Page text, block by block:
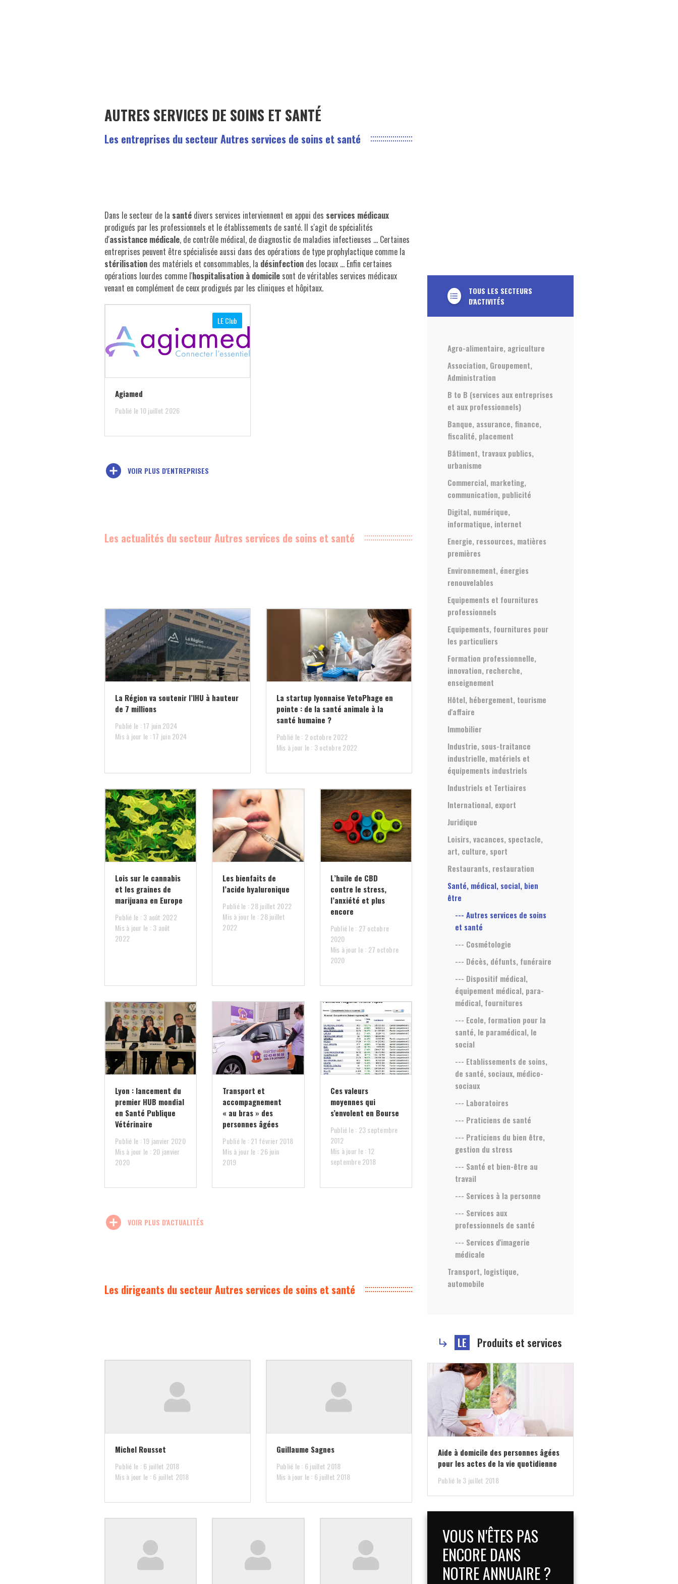
AUTRES SERVICES DE SOINS ET SANTÉ
Les entreprises du secteur Autres services de soins et santé
Dans le secteur de la santé divers services interviennent en appui des services médicaux
prodigués par les professionnels et le établissements de santé. Il s'agit de spécialités
d'assistance médicale, de contrôle médical, de diagnostic de maladies infectieuses ... Certaines
entreprises peuvent être spécialisée aussi dans des opérations de type prophylactique comme la
stérilisation des matériels et consommables, la désinfection des locaux ... Enfin certaines
opérations lourdes comme l'hospitalisation à domicile sont de véritables services médicaux
venant en complément de ceux prodigués par les cliniques et hôpitaux.
LE Club
Agiamed
Publié le 10 juillet 2026
add_circle VOIR PLUS D'ENTREPRISES
Les actualités du secteur Autres services de soins et santé
La Région va soutenir l’IHU à hauteur
de 7 millions
Publié le : 17 juin 2024
Mis à jour le : 17 juin 2024
La startup lyonnaise VetoPhage en
pointe : de la santé animale à la
santé humaine ?
Publié le : 2 octobre 2022
Mis à jour le : 3 octobre 2022
Lois sur le cannabis
et les graines de
marijuana en Europe
Publié le : 3 août 2022
Mis à jour le : 3 août
2022
Les bienfaits de
l’acide hyaluronique
Publié le : 28 juillet 2022
Mis à jour le : 28 juillet
2022
L’huile de CBD
contre le stress,
l’anxiété et plus
encore
Publié le : 27 octobre
2020
Mis à jour le : 27 octobre
2020
Lyon : lancement du
premier HUB mondial
en Santé Publique
Vétérinaire
Publié le : 19 janvier 2020
Mis à jour le : 20 janvier
2020
Transport et
accompagnement
« au bras » des
personnes âgées
Publié le : 21 février 2018
Mis à jour le : 26 juin
2019
Ces valeurs
moyennes qui
s’envolent en Bourse
Publié le : 23 septembre
2012
Mis à jour le : 12
septembre 2018
add_circle VOIR PLUS D'ACTUALITÉS
Les dirigeants du secteur Autres services de soins et santé
Michel Rousset
Publié le : 6 juillet 2018
Mis à jour le : 6 juillet 2018
Guillaume Sagnes
Publié le : 6 juillet 2018
Mis à jour le : 6 juillet 2018
format_list_bulleted
TOUS LES SECTEURS
D'ACTIVITÉS
Agro-alimentaire, agriculture
Association, Groupement,
Administration
B to B (services aux entreprises
et aux professionnels)
Banque, assurance, finance,
fiscalité, placement
Bâtiment, travaux publics,
urbanisme
Commercial, marketing,
communication, publicité
Digital, numérique,
informatique, internet
Energie, ressources, matières
premières
Environnement, énergies
renouvelables
Equipements et fournitures
professionnels
Equipements, fournitures pour
les particuliers
Formation professionnelle,
innovation, recherche,
enseignement
Hôtel, hébergement, tourisme
d'affaire
Immobilier
Industrie, sous-traitance
industrielle, matériels et
équipements industriels
Industriels et Tertiaires
International, export
Juridique
Loisirs, vacances, spectacle,
art, culture, sport
Restaurants, restauration
Santé, médical, social, bien
être
--- Autres services de soins
et santé
--- Cosmétologie
--- Décès, défunts, funéraire
--- Dispositif médical,
équipement médical, para-
médical, fournitures
--- Ecole, formation pour la
santé, le paramédical, le
social
--- Etablissements de soins,
de santé, sociaux, médico-
sociaux
--- Laboratoires
--- Praticiens de santé
--- Praticiens du bien être,
gestion du stress
--- Santé et bien-être au
travail
--- Services à la personne
--- Services aux
professionnels de santé
--- Services d'imagerie
médicale
Transport, logistique,
automobile
subdirectory_arrow_right LE Produits et services
Aide à domicile des personnes âgées
pour les actes de la vie quotidienne
Publié le 3 juillet 2018
VOUS N'ÊTES PAS
ENCORE DANS
NOTRE ANNUAIRE ?